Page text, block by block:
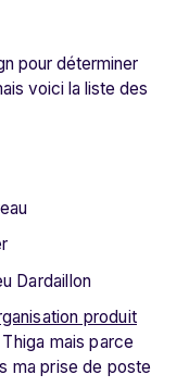
pour déterminer
voici la liste des
Dardaillon
produit
mais parce
ma prise de poste